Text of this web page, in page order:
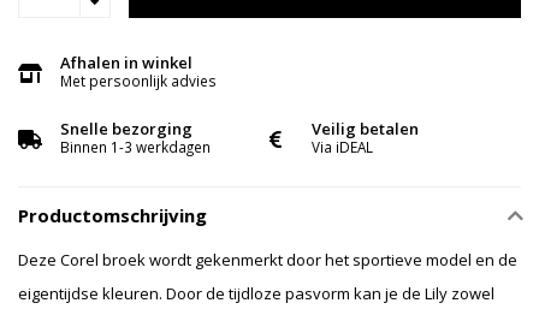
Afhalen in winkel
Met persoonlijk advies
Snelle bezorging
Binnen 1-3 werkdagen
Veilig betalen
Via iDEAL
Productomschrijving
Deze Corel broek wordt gekenmerkt door het sportieve model en de
eigentijdse kleuren. Door de tijdloze pasvorm kan je de Lily zowel